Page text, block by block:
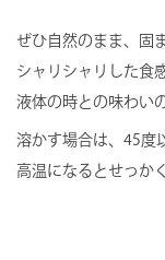
ぜひ自然のまま、固
シャリシャリした食
液体の時との味わい
溶かす場合は、45度
高温になるとせっか